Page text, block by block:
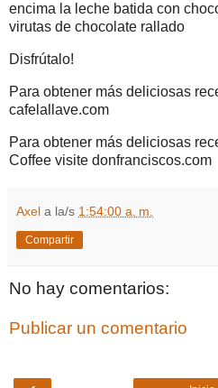
encima la leche batida con
virutas de chocolate rallado
Disfrútalo!
Para obtener más deliciosas
cafelallave.com
Para obtener más deliciosas
Coffee visite donfranciscos.com
Axel a la/s 1:54:00 a. m.
Compartir
No hay comentarios:
Publicar un comentario